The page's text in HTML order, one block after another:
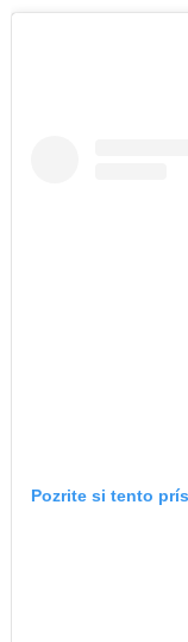
Pozrite si tento